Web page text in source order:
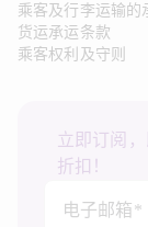
乘客及行李运输的
货运承运条款
乘客权利及守则
立即订阅
折扣！
电子邮箱*